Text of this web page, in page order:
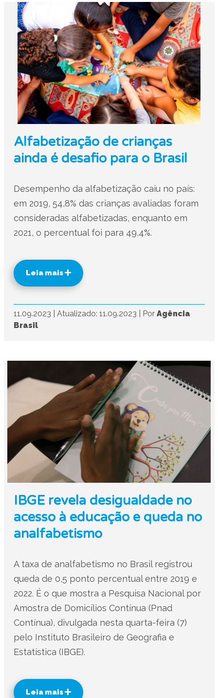
Alfabetização de crianças
ainda é desafio para o Brasil
Desempenho da alfabetização caiu no país:
em 2019, 54,8% das crianças avaliadas foram
consideradas alfabetizadas, enquanto em
2021, o percentual foi para 49,4%.
Leia mais
11.09.2023 Atualizado: 11.09.2023 Por Agência
Brasil
IBGE revela desigualdade no
acesso à educação e queda no
analfabetismo
A taxa de analfabetismo no Brasil registrou
queda de 0,5 ponto percentual entre 2019 e
2022. É o que mostra a Pesquisa Nacional por
Amostra de Domicílios Contínua (Pnad
Contínua), divulgada nesta quarta-feira (7)
pelo Instituto Brasileiro de Geografia e
Estatística (IBGE).
Leia mais